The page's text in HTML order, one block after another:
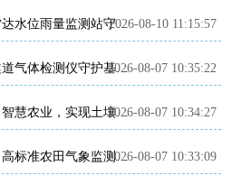
无惧暴雨恶劣天气，雷达水位雨量监测站守住水文监测防线
2026-08-10 11:15:57
适配复杂隧洞环境，隧道气体检测仪守护基建施工安全
2026-08-07 10:35:22
土壤温湿度测定仪助力智慧农业，实现土壤环境精细化管控
2026-08-07 10:34:27
适配高标准农田建设，高标准农田气象监测系统助力粮食稳产增收
2026-08-07 10:33:09